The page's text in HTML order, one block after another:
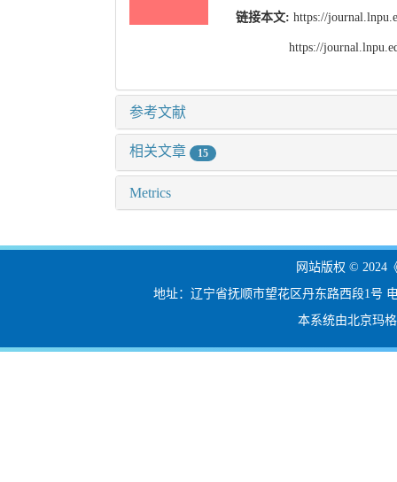
链接本文: https://
https://
参考文献
相关文章 15
Metrics
网站版权 © 2024
地址：辽宁省抚顺市望花区丹东路西段1号
本系统由北京玛